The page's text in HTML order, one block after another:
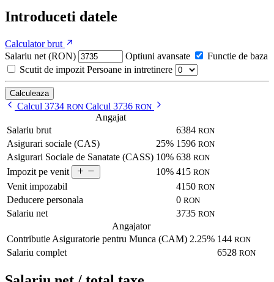
Introduceti datele
Calculator brut
Salariu net (RON)
Optiuni avansate
Functie de baza
Scutit de impozit Persoane in intretinere
Calculeaza
Calcul 3734 RON Calcul 3736 RON
Angajat
Salariu brut
6384 RON
Asigurari sociale (CAS) 25% 1596 RON
Asigurari Sociale de Sanatate (CASS) 10% 638 RON
Impozit pe venit 10% 415 RON
Venit impozabil 4150 RON
Deducere personala 0 RON
Salariu net 3735 RON
Angajator
Contributie Asiguratorie pentru Munca (CAM) 2.25% 144 RON
Salariu complet 6528 RON